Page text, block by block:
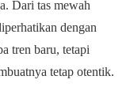
Dari tas mewah
dengan
tren baru, tetapi
tetap otentik.